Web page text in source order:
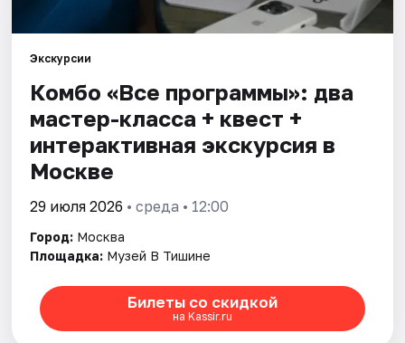
Экскурсии
Комбо «Все программы»: два
мастер-класса + квест +
интерактивная экскурсия в
Москве
29 июля 2026 • среда • 12:00
Город: Москва
Площадка: Музей В Тишине
Билеты со скидкой
на Kassir.ru